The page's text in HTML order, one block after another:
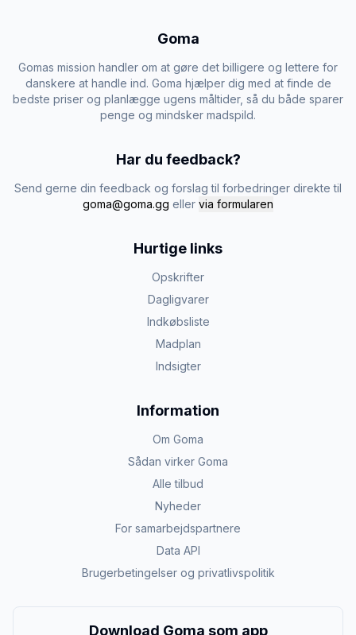
Goma
Gomas mission handler om at gøre det billigere og lettere for
danskere at handle ind. Goma hjælper dig med at finde de
bedste priser og planlægge ugens måltider, så du både sparer
penge og mindsker madspild.
Har du feedback?
Send gerne din feedback og forslag til forbedringer direkte til
goma@goma.gg eller via formularen
Hurtige links
Opskrifter
Dagligvarer
Indkøbsliste
Madplan
Indsigter
Information
Om Goma
Sådan virker Goma
Alle tilbud
Nyheder
For samarbejdspartnere
Data API
Brugerbetingelser og privatlivspolitik
Download Goma som app